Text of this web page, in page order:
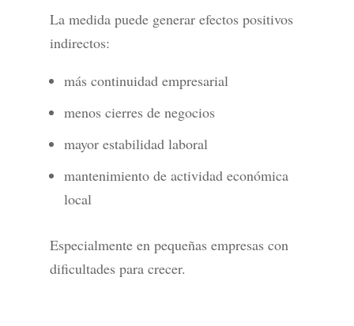
La medida puede generar efectos positivos
indirectos:
más continuidad empresarial
menos cierres de negocios
mayor estabilidad laboral
mantenimiento de actividad económica
local
Especialmente en pequeñas empresas con
dificultades para crecer.